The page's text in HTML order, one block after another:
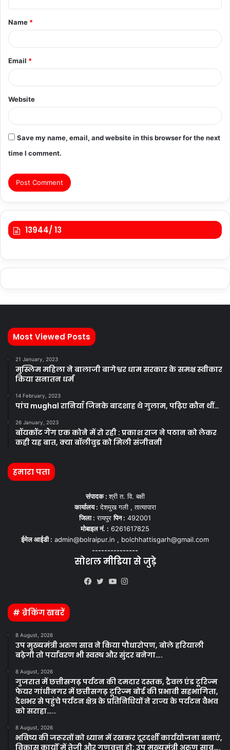
t
*
Name *
Email *
Website
Save my name, email, and website in this browser for the next
time I comment.
13944/ 13
Most Viewed Posts
21 January, 2023
मुस्लिम महिला ने बालाजी बागेश्वर धाम सरकार के समक्ष स्वीकार
किया सनातन धर्म
14 February, 2023
पांच mughal रानियाँ जिनके बादशाह थे गुलाम, पढ़िए कौन थीं…
26 January, 2023
बॉयकॉट गैंग एक कोने में रो रही : प्रकाश राज ने पठान को लेकर
कही यह बात, क्या बॉलीवुड को मिली संजीवनी
हमारा पता
संपादक :श्री त. वि. बक्षी
कार्यालय : देशमुख गली , तात्यापारा
जिला : रायपुरपिन : 492001
मोबाइल नं. : 6261617825
ईमेल आईडी : admin@bolraipur.in , bolchhattisgarh@gmail.com
---------------
सोशल मीडिया से जुड़े
# ब्रेकिंग खबरें
8 August, 2026
उप मुख्यमंत्री अरुण साव ने किया पौधारोपण, बोले हरियाली
बढ़ेगी तो पर्यावरण भी स्वस्थ और सुंदर बनेगा….
8 August, 2026
गुजरात में छत्तीसगढ़ पर्यटन की दमदार दस्तक, ट्रैवल एंड टूरिज्म
फेयर गांधीनगर में छत्तीसगढ़ टूरिज्म बोर्ड की प्रभावी सहभागिता,
देशभर से पहुंचे पर्यटन क्षेत्र के प्रतिनिधियों ने राज्य के पर्यटन वैभव
को सराहा…..
8 August, 2026
भविष्य की जरूरतों को ध्यान में रखकर दूरदर्शी कार्ययोजना बनाएं,
विकास कार्यों में तेजी और गुणवत्ता हो: उप मुख्यमंत्री अरुण साव….